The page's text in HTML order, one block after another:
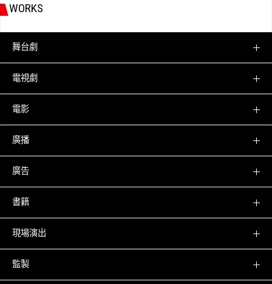
WORKS
舞台劇
電視劇
電影
廣播
廣告
書籍
現場演出
監製